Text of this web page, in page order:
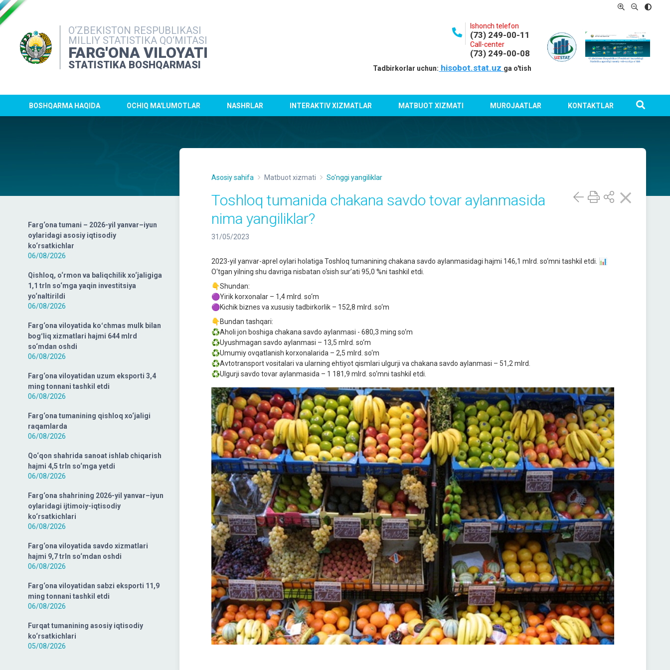
O‘ZBEKISTON RESPUBLIKASI
MILLIY STATISTIKA QO‘MITASI
FARG'ONA VILOYATI
STATISTIKA BOSHQARMASI
Ishonch telefon
(73) 249-00-11
Call-center
(73) 249-00-08
Tadbirkorlar uchun: hisobot.stat.uz ga o'tish
BOSHQARMA HAQIDA OCHIQ MA'LUMOTLAR NASHRLAR INTERAKTIV XIZMATLAR MATBUOT XIZMATI MUROJAATLAR KONTAKTLAR
Farg‘ona tumani – 2026-yil yanvar–iyun
oylaridagi asosiy iqtisodiy
ko‘rsatkichlar
06/08/2026
Qishloq, o‘rmon va baliqchilik xo‘jaligiga
1,1 trln so‘mga yaqin investitsiya
yo‘naltirildi
06/08/2026
Farg‘ona viloyatida koʻchmas mulk bilan
bogʻliq xizmatlari hajmi 644 mlrd
so‘mdan oshdi
06/08/2026
Farg‘ona viloyatidan uzum eksporti 3,4
ming tonnani tashkil etdi
06/08/2026
Farg‘ona tumanining qishloq xo‘jaligi
raqamlarda
06/08/2026
Qo‘qon shahrida sanoat ishlab chiqarish
hajmi 4,5 trln so‘mga yetdi
06/08/2026
Farg‘ona shahrining 2026-yil yanvar–iyun
oylaridagi ijtimoiy-iqtisodiy
ko‘rsatkichlari
06/08/2026
Farg‘ona viloyatida savdo xizmatlari
hajmi 9,7 trln so‘mdan oshdi
06/08/2026
Farg‘ona viloyatidan sabzi eksporti 11,9
ming tonnani tashkil etdi
06/08/2026
Furqat tumanining asosiy iqtisodiy
ko‘rsatkichlari
05/08/2026
Asosiy sahifa Matbuot xizmati So'nggi yangiliklar
Toshloq tumanida chakana savdo tovar aylanmasida
nima yangiliklar?
31/05/2023
2023-yil yanvar-aprel oylari holatiga Toshloq tumanining chakana savdo aylanmasidagi hajmi 146,1 mlrd. so‘mni tashkil etdi. 📊
O‘tgan yilning shu davriga nisbatan o‘sish sur’ati 95,0 %ni tashkil etdi.
👇Shundan:
🟣Yirik korxonalar – 1,4 mlrd. so‘m
🟣Kichik biznes va xususiy tadbirkorlik – 152,8 mlrd. so‘m
👇Bundan tashqari:
♻️Aholi jon boshiga chakana savdo aylanmasi - 680,3 ming so‘m
♻️Uyushmagan savdo aylanmasi – 13,5 mlrd. so‘m
♻️Umumiy ovqatlanish korxonalarida – 2,5 mlrd. so‘m
♻️Avtotransport vositalari va ularning ehtiyot qismlari ulgurji va chakana savdo aylanmasi – 51,2 mlrd.
♻️Ulgurji savdo tovar aylanmasida – 1 181,9 mlrd. so‘mni tashkil etdi.